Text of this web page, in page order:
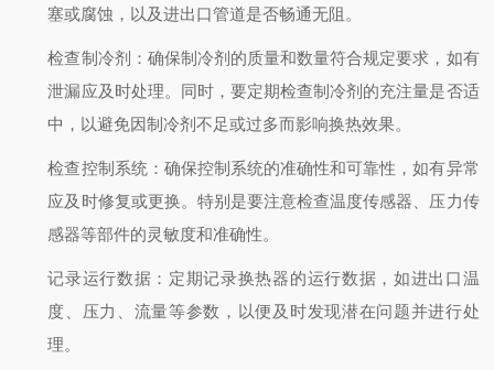
塞或腐蚀，以及进出口管道是否畅通无阻。
检查制冷剂 ：确保制冷剂的质量和数量符合规定要求，如有
泄漏应及时处理。同时，要定期检查制冷剂的充注量是否适
中，以避免因制冷剂不足或过多而影响换热效果。
检查控制系统：确保控制系统的准确性和可靠性，如有异常
应及时修复或更换。特别是要注意检查温度传感器、压力传
感器等部件的灵敏度和准确性。
记录运行数据 ：定期记录换热器的运行数据，如进出口温
度、压力、流量等参数，以便及时发现潜在问题并进行处
理。